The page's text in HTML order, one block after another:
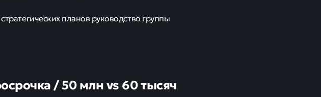
планов руководство группы
/ 50 млн vs 60 тысяч